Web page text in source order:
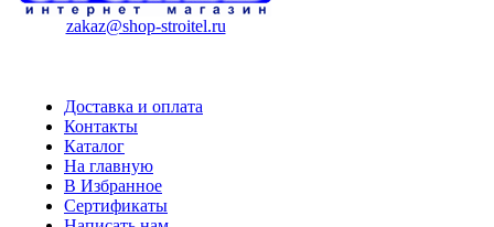
zakaz@shop-stroitel.ru
Доставка и оплата
Контакты
Каталог
На главную
В Избранное
Сертификаты